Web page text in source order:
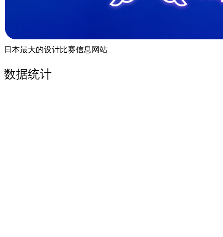
日本最大的设计比赛信息网站
数据统计